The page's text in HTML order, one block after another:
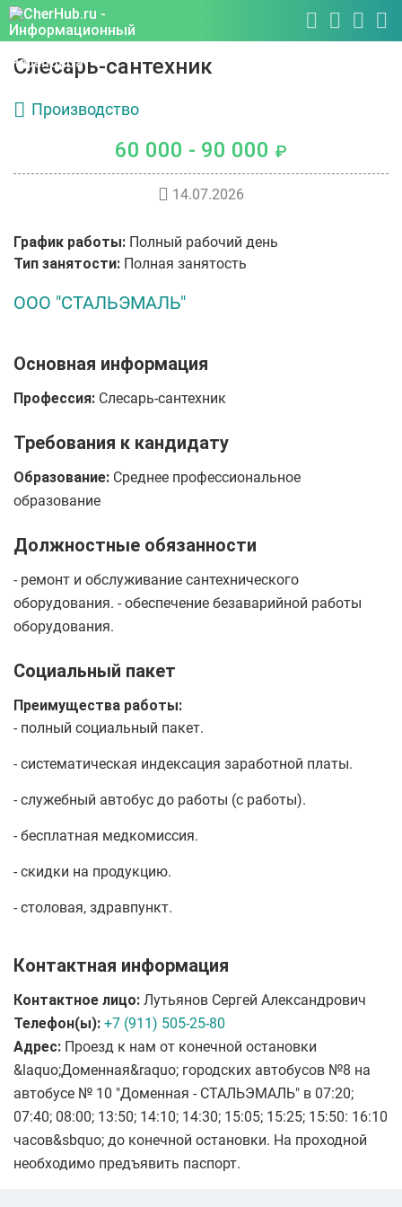
Слесарь-сантехник
Производство
60 000 - 90 000 ₽
14.07.2026
График работы: Полный рабочий день
Тип занятости: Полная занятость
ООО "СТАЛЬЭМАЛЬ"
Основная информация
Профессия: Слесарь-сантехник
Требования к кандидату
Образование: Среднее профессиональное
образование
Должностные обязанности
- ремонт и обслуживание сантехнического
оборудования. - обеспечение безаварийной работы
оборудования.
Социальный пакет
Преимущества работы:
- полный социальный пакет.
- систематическая индексация заработной платы.
- служебный автобус до работы (с работы).
- бесплатная медкомиссия.
- скидки на продукцию.
- столовая, здравпункт.
Контактная информация
Контактное лицо: Лутьянов Сергей Александрович
Телефон(ы): +7 (911) 505-25-80
Адрес: Проезд к нам от конечной остановки
&laquo;Доменная&raquo; городских автобусов №8 на
автобусе № 10 "Доменная - СТАЛЬЭМАЛЬ" в 07:20;
07:40; 08:00; 13:50; 14:10; 14:30; 15:05; 15:25; 15:50: 16:10
часов&sbquo; до конечной остановки. На проходной
необходимо предъявить паспорт.